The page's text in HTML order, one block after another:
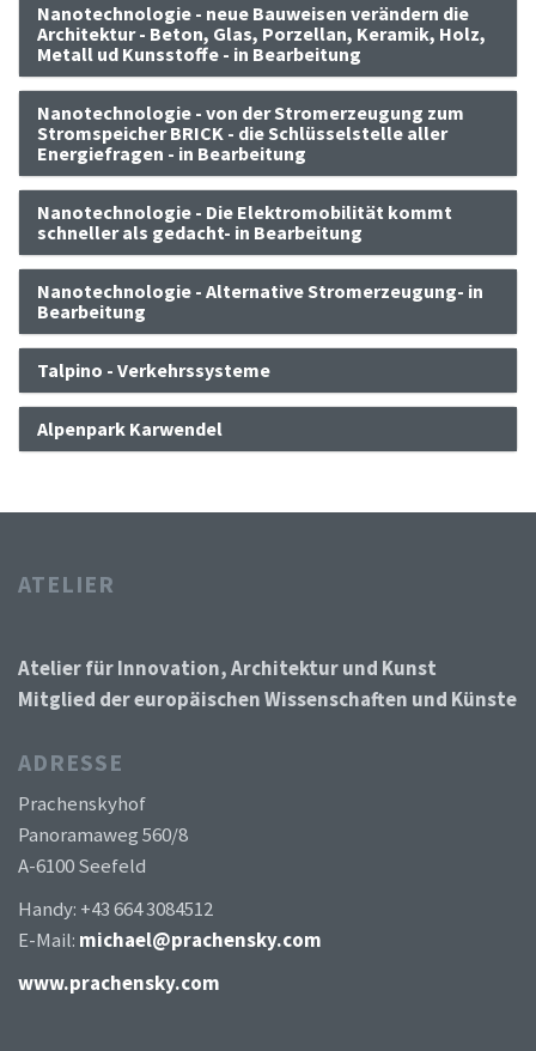
Nanotechnologie - neue Bauweisen verändern die
Architektur - Beton, Glas, Porzellan, Keramik, Holz,
Metall ud Kunsstoffe - in Bearbeitung
Nanotechnologie - von der Stromerzeugung zum
Stromspeicher BRICK - die Schlüsselstelle aller
Energiefragen - in Bearbeitung
Nanotechnologie - Die Elektromobilität kommt
schneller als gedacht- in Bearbeitung
Nanotechnologie - Alternative Stromerzeugung- in
Bearbeitung
Talpino - Verkehrssysteme
Alpenpark Karwendel
ATELIER
Atelier für Innovation, Architektur und Kunst
Mitglied der europäischen Wissenschaften und Künste
ADRESSE
Prachenskyhof
Panoramaweg 560/8
A-6100 Seefeld
Handy: +43 664 3084512
E-Mail: michael@prachensky.com
www.prachensky.com